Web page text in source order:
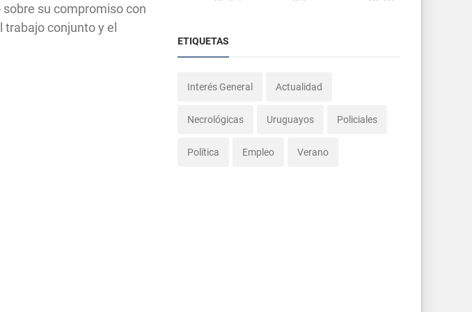
su compromiso con
trabajo conjunto y el
ETIQUETAS
Interés General Actualidad
Necrológicas Uruguayos Policiales
Política Empleo Verano